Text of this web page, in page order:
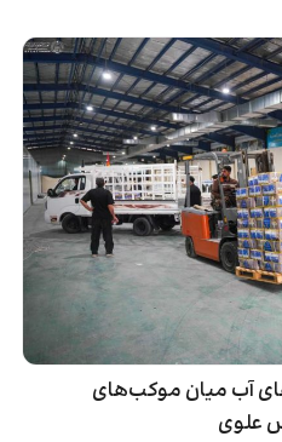
آب میان موکب‌های
علوی